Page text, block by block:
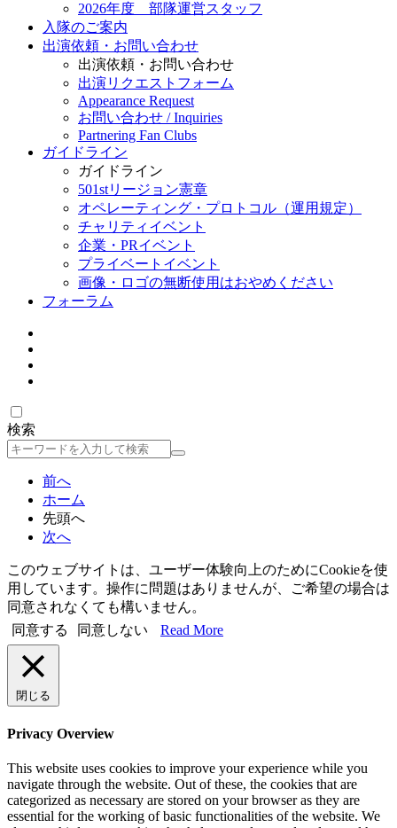
2026年度 部隊運営スタッフ
入隊のご案内
出演依頼・お問い合わせ
出演依頼・お問い合わせ
出演リクエストフォーム
Appearance Request
お問い合わせ / Inquiries
Partnering Fan Clubs
ガイドライン
ガイドライン
501stリージョン憲章
オペレーティング・プロトコル（運用規定）
チャリティイベント
企業・PRイベント
プライベートイベント
画像・ロゴの無断使用はおやめください
フォーラム
検索
検
前へ
ホーム
先頭へ
次へ
このウェブサイトは、ユーザー体験向上のためにCookieを使
用しています。操作に問題はありませんが、ご希望の場合は
同意されなくても構いません。
同意する
同意しない Read More
閉じる
Privacy Overview
This website uses cookies to improve your experience while you
navigate through the website. Out of these, the cookies that are
categorized as necessary are stored on your browser as they are
essential for the working of basic functionalities of the website. We